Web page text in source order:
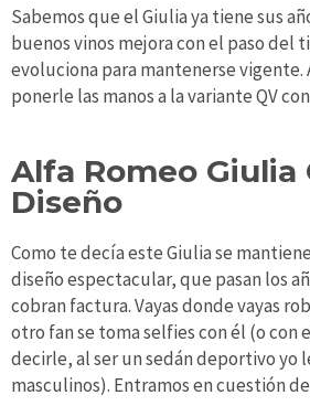
Sabemos que el Giulia ya tiene sus
buenos vinos mejora con el paso del
evoluciona para mantenerse vigente.
ponerle las manos a la variante QV
Alfa Romeo Giulia
Diseño
Como te decía este Giulia se
diseño espectacular, que pasan los
cobran factura. Vayas donde vayas
otro fan se toma selfies con él (o con
decirle, al ser un sedán deportivo yo
masculinos). Entramos en cuestión